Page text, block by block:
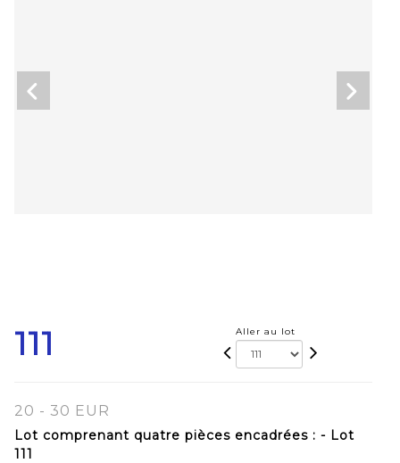
111 Aller au lot
20 - 30 EUR
Lot comprenant quatre pièces encadrées : - Lot
111